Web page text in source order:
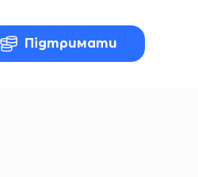
Підтримати